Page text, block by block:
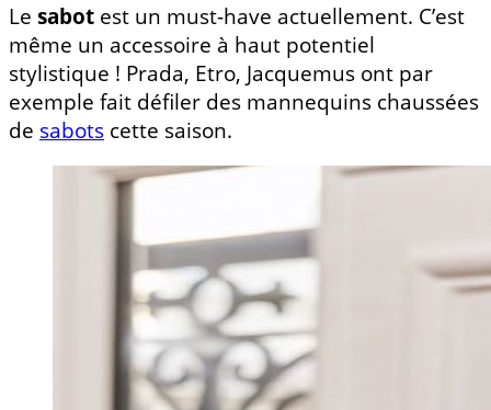
Le sabot est un must-have actuellement. C’est
même un accessoire à haut potentiel
stylistique ! Prada, Etro, Jacquemus ont par
exemple fait défiler des mannequins chaussées
de sabots cette saison.